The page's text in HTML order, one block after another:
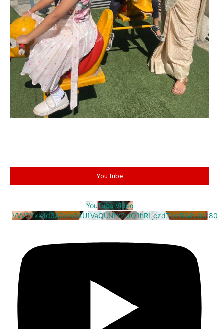
You Tube
YouTube Video
VVV0Ykk4d3A0cm94U1VaQUNfY2xrQ1hRLjczdTMzRWNJd080